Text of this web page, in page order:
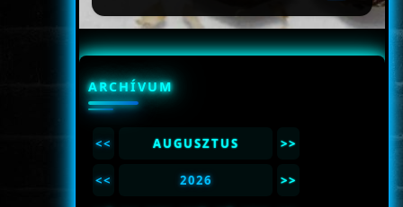
ARCHÍVUM
<< AUGUSZTUS >>
<< 2026 >>